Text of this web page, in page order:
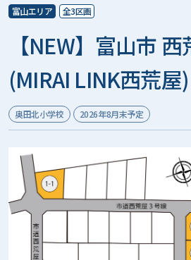
富山エリア 全3区画
【NEW】富山市
(MIRAI LINK西荒屋)
奥田北小学校 2026年8月末予定